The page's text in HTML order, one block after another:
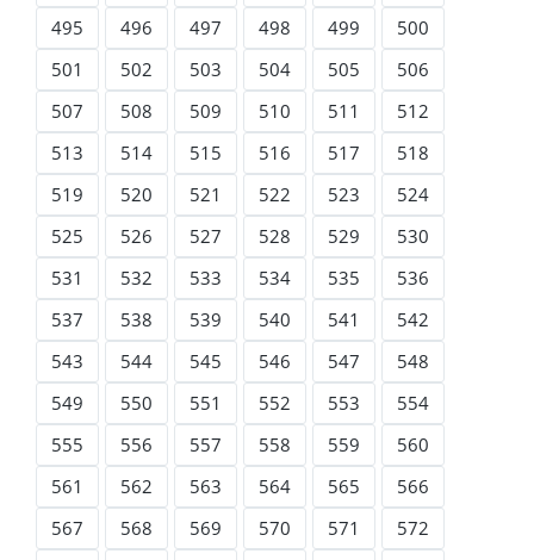
495
496 497 498 499
500
501
502 503 504 505
506
507
508 509 510 511
512
513
514 515 516 517
518
519
520 521 522 523
524
525
526 527 528 529
530
531
532 533 534 535
536
537
538 539 540 541
542
543
544 545 546 547
548
549
550 551 552 553
554
555
556 557 558 559
560
561
562 563 564 565
566
567
568 569 570 571
572